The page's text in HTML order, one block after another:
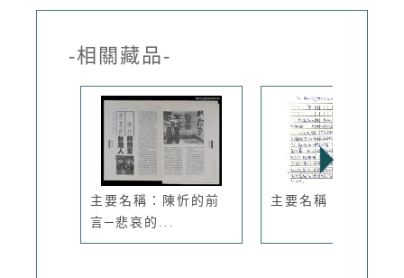
-相關藏品-
主要名稱：陳忻的前
言─悲哀的...
主要名稱：孽鼠